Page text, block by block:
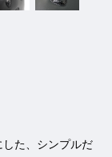
した、シンプルだ